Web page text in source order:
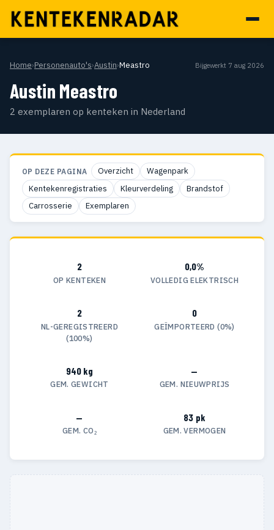
Home›Personenauto's›Austin›Meastro Bijgewerkt 7 aug 2026
Austin Meastro
2 exemplaren op kenteken in Nederland
OP DEZE PAGINA Overzicht
Wagenpark
Kentekenregistraties
Kleurverdeling
Brandstof
Carrosserie
Exemplaren
2
OP KENTEKEN
0,0%
VOLLEDIG ELEKTRISCH
2
NL-GEREGISTREERD
(100%)
0
GEÏMPORTEERD (0%)
940 kg
GEM. GEWICHT
—
GEM. NIEUWPRIJS
—
GEM. CO₂
83 pk
GEM. VERMOGEN